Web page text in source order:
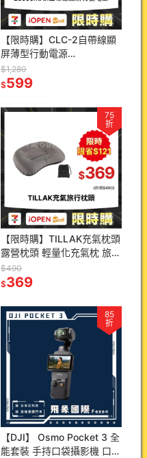
【限時購】CLC-2自帶線顯
屏薄型行動電源
20000mAh-QA-B002
$1,280
$599
75
折
【限時購】TILLAK充氣枕頭
露營枕頭 輕量化充氣枕 旅行
枕 TPU充氣枕 午睡枕 靠腰
枕
$490
$369
85
折
【DJI】 Osmo Pocket 3 全
能套裝 手持口袋攝影機 口袋